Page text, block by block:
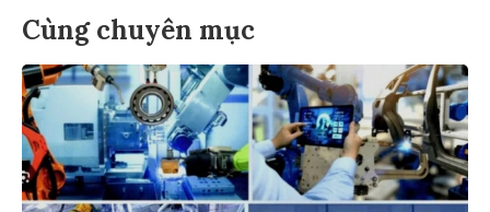
Cùng chuyên mục